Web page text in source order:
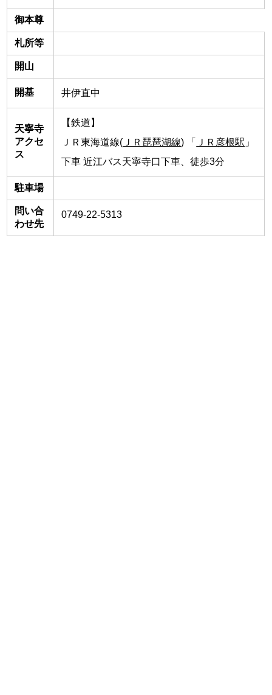
御本尊
札所等
開山
開基 井伊直中
天寧寺
アクセ
ス
【鉄道】
ＪＲ東海道線( ＪＲ琵琶湖線) 「 ＪＲ彦根駅 」
下車 近江バス天寧寺口下車、徒歩3分
駐車場
問い合
わせ先
0749-22-5313